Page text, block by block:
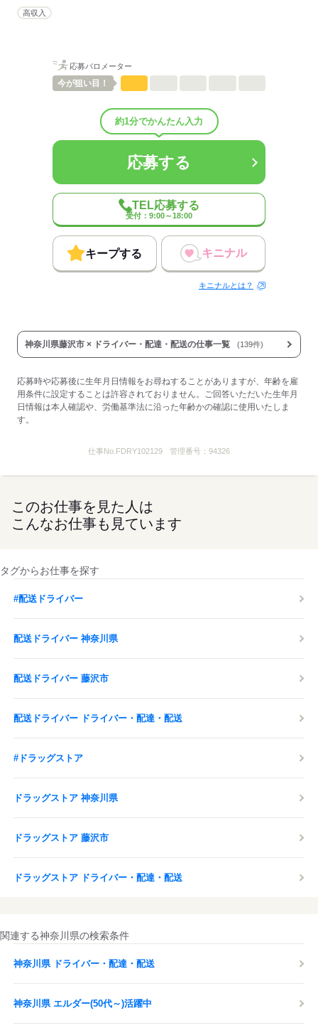
業界運輸関連
事業内容
応募する
高収入
応募バロメーター
今が狙い目！
約1分でかんたん入力
応募する
TEL応募する
受付：9:00～18:00
キープする キニナル
キニナルとは？
神奈川県藤沢市 × ドライバー・配達・配送の仕事一覧 (139件)
応募時や応募後に生年月日情報をお尋ねすることがありますが、年齢を雇
用条件に設定することは許容されておりません。ご回答いただいた生年月
日情報は本人確認や、労働基準法に沿った年齢かの確認に使用いたしま
す。
仕事No. FDRY102129 管理番号： 94326
このお仕事を見た人は
こんなお仕事も見ています
タグからお仕事を探す
#配送ドライバー
配送ドライバー 神奈川県
配送ドライバー 藤沢市
配送ドライバー ドライバー・配達・配送
#ドラッグストア
ドラッグストア 神奈川県
ドラッグストア 藤沢市
ドラッグストア ドライバー・配達・配送
関連する神奈川県の検索条件
神奈川県 ドライバー・配達・配送
神奈川県 エルダー(50代～)活躍中